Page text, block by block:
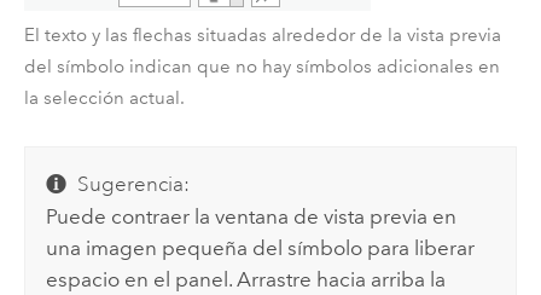
El texto y las flechas situadas alrededor de la vista previa
del símbolo indican que no hay símbolos adicionales en
la selección actual.
Sugerencia:
Puede contraer la ventana de vista previa en
una imagen pequeña del símbolo para liberar
espacio en el panel. Arrastre hacia arriba la